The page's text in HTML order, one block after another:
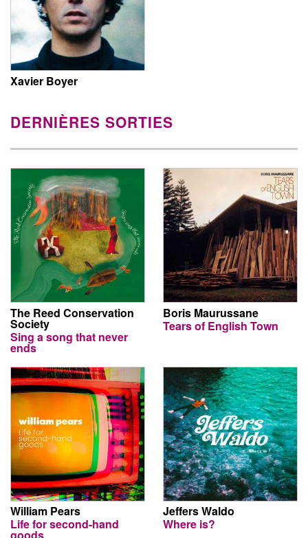
Xavier Boyer
DERNIÈRES SORTIES
The Reed Conservation
Society
Sing a song that never
ends
Boris Maurussane
Tears of English Town
William Pears
Life for second-hand
Jeffers Waldo
Where is?